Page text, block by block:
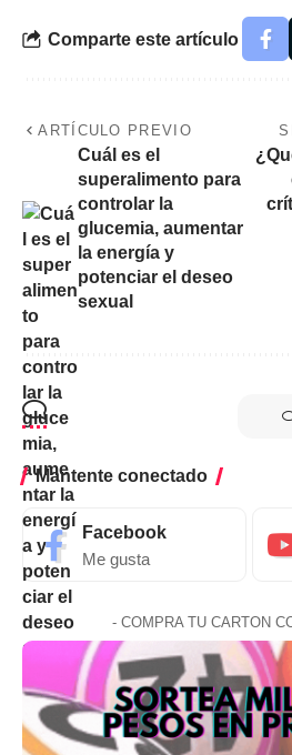
Comparte este artículo
ARTÍCULO PREVIO
Cuál es el
superalimento para
controlar la
glucemia, aumentar
la energía y
potenciar el deseo
sexual
Mantente conectado
Facebook
Me gusta
- COMPRA TU CARTON